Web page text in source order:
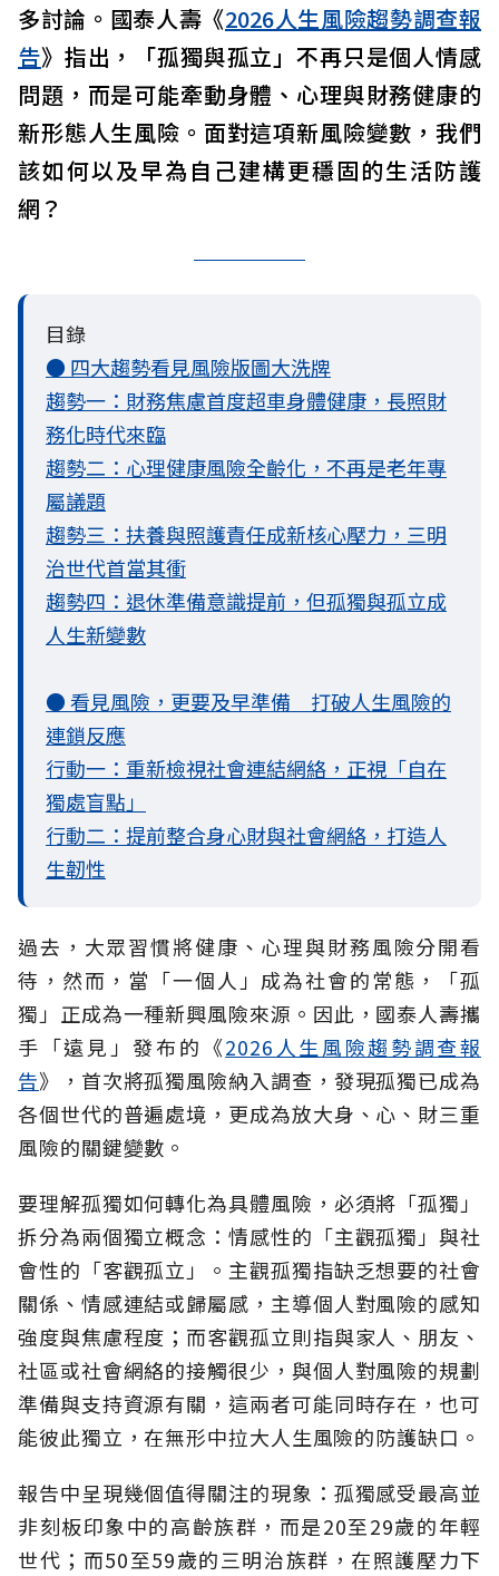
多討論。國泰人壽《2026人生風險趨勢調查報
告》指出，「孤獨與孤立」不再只是個人情感
問題，而是可能牽動身體、心理與財務健康的
新形態人生風險。面對這項新風險變數，我們
該如何以及早為自己建構更穩固的生活防護
網？
目錄
● 四大趨勢看見風險版圖大洗牌
趨勢一：財務焦慮首度超車身體健康，長照財
務化時代來臨
趨勢二：心理健康風險全齡化，不再是老年專
屬議題
趨勢三：扶養與照護責任成新核心壓力，三明
治世代首當其衝
趨勢四：退休準備意識提前，但孤獨與孤立成
人生新變數
● 看見風險，更要及早準備 打破人生風險的
連鎖反應
行動一：重新檢視社會連結網絡，正視「自在
獨處盲點」
行動二：提前整合身心財與社會網絡，打造人
生韌性
過去，大眾習慣將健康、心理與財務風險分開看
待，然而，當「一個人」成為社會的常態，「孤
獨」正成為一種新興風險來源。因此，國泰人壽攜
手「遠見」發布的《2026人生風險趨勢調查報
告》，首次將孤獨風險納入調查，發現孤獨已成為
各個世代的普遍處境，更成為放大身、心、財三重
風險的關鍵變數。
要理解孤獨如何轉化為具體風險，必須將「孤獨」
拆分為兩個獨立概念：情感性的「主觀孤獨」與社
會性的「客觀孤立」。主觀孤獨指缺乏想要的社會
關係、情感連結或歸屬感，主導個人對風險的感知
強度與焦慮程度；而客觀孤立則指與家人、朋友、
社區或社會網絡的接觸很少，與個人對風險的規劃
準備與支持資源有關，這兩者可能同時存在，也可
能彼此獨立，在無形中拉大人生風險的防護缺口。
報告中呈現幾個值得關注的現象：孤獨感受最高並
非刻板印象中的高齡族群，而是20至29歲的年輕
世代；而50至59歲的三明治族群，在照護壓力下